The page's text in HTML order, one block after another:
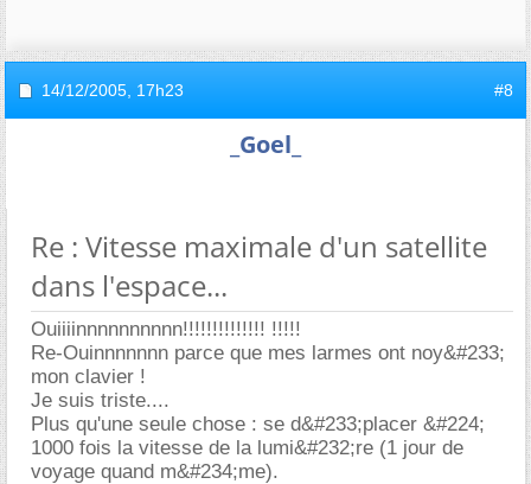
14/12/2005, 17h23 #8
_Goel_
Re : Vitesse maximale d'un satellite
dans l'espace...
Ouiiiinnnnnnnnnn!!!!!!!!!!!!!! !!!!!
Re-Ouinnnnnnn parce que mes larmes ont noy&#233;
mon clavier !
Je suis triste....
Plus qu'une seule chose : se d&#233;placer &#224;
1000 fois la vitesse de la lumi&#232;re (1 jour de
voyage quand m&#234;me).